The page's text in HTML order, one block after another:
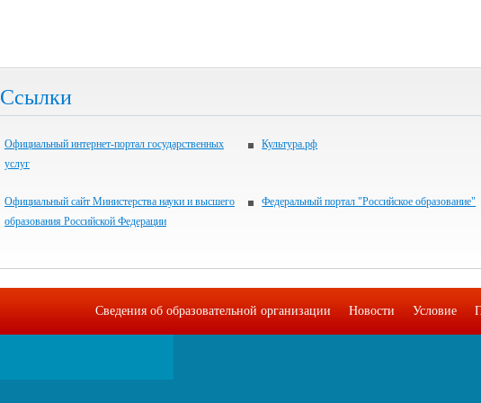
Ссылки
Официальный интернет-портал государственных
услуг
Культура.рф
Официальный сайт Министерства науки и высшего
образования Российской Федерации
Федеральный портал "Российское образование"
Сведения об образовательной организации Новости Условие